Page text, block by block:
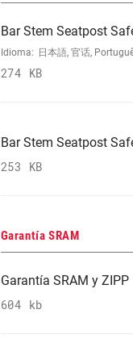
Bar Stem Seatpost
Idioma: 日本語, 官话,
274 KB
Bar Stem Seatpost
253 KB
Garantía SRAM
Garantía SRAM y ZIPP
604 kb